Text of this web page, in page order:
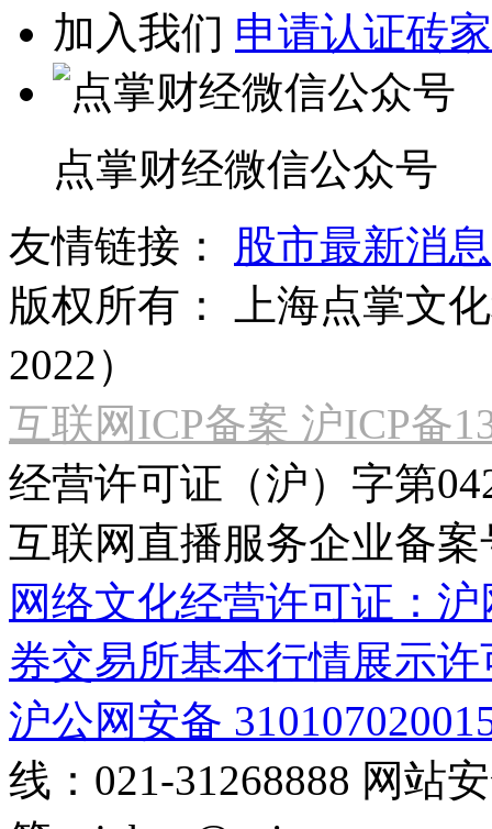
加入我们 申请认证砖家
点掌财经微信公众号
友情链接：
股市最新消息
版权所有：
上海点掌文
2022）
互联网ICP备案 沪ICP备
经营许可证（沪）字第
互联网直播服务企业备案
网络文化经营许可证：
券交易所基本行情展示许
沪公网安备
线：021-31268888 网站